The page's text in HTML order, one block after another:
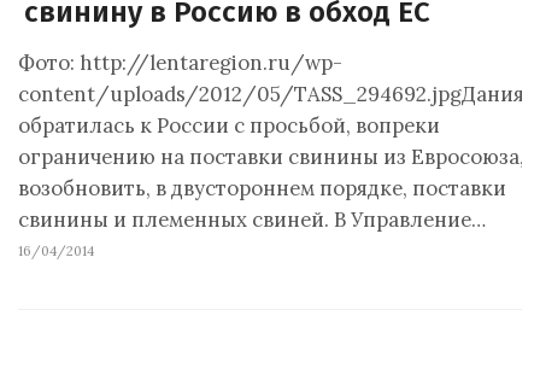
свинину в Россию в обход ЕС
Фото: http://lentaregion.ru/wp-
content/uploads/2012/05/TASS_294692.jpgДания
обратилась к России с просьбой, вопреки
ограничению на поставки свинины из Евросоюза,
возобновить, в двустороннем порядке, поставки
свинины и племенных свиней. В Управление…
16/04/2014